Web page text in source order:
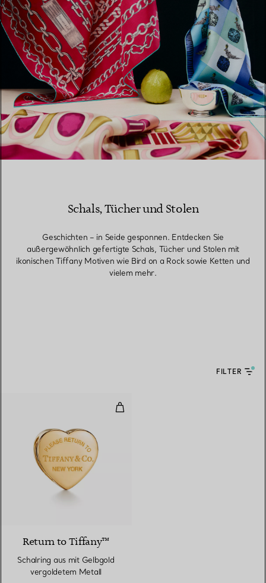
Schals, Tücher und Stolen
Geschichten – in Seide gesponnen. Entdecken Sie
außergewöhnlich gefertigte Schals, Tücher und Stolen mit
ikonischen Tiffany Motiven wie Bird on a Rock sowie Ketten und
vielem mehr.
FILTER
Schalring aus mit Gelbgold
Return to Tiffany™
Schalring aus mit Gelbgold
vergoldetem Metall